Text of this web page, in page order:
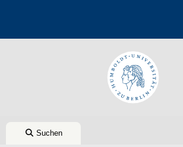
Suchen